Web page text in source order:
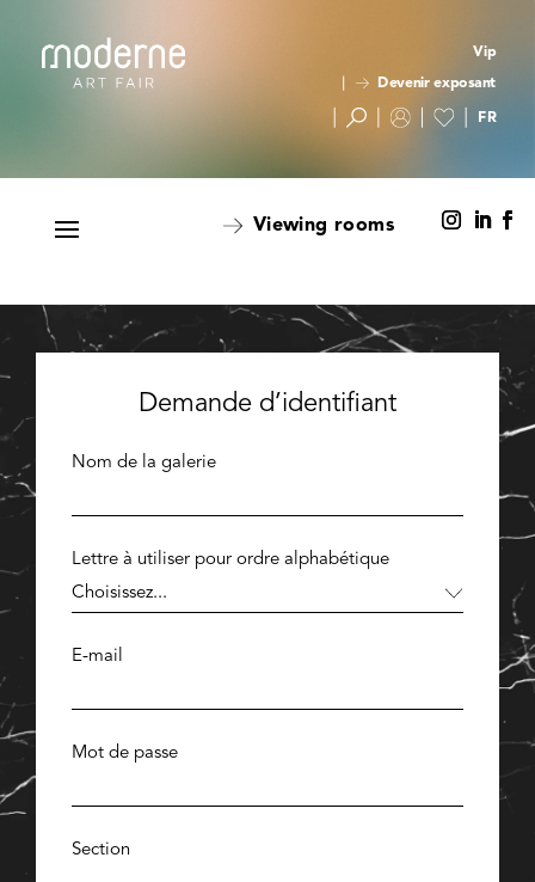
Vip
Devenir exposant
Viewing rooms
Demande d’identifiant
Nom de la galerie
Lettre à utiliser pour ordre alphabétique
E-mail
Mot de passe
Section